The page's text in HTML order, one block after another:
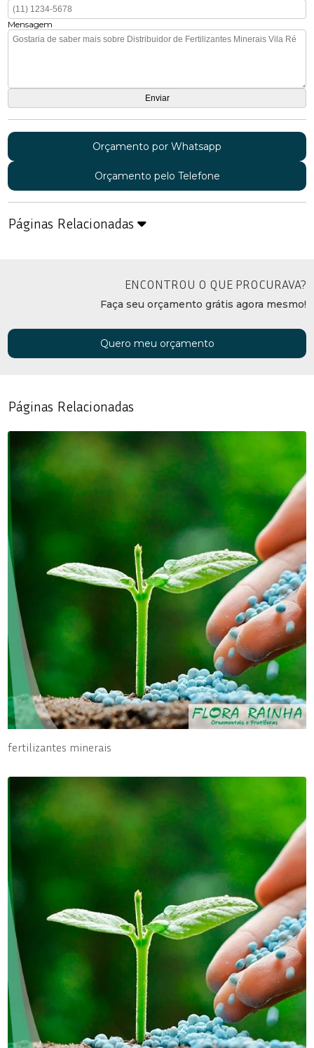
Mensagem
Orçamento por Whatsapp
Orçamento pelo Telefone
Páginas Relacionadas
ENCONTROU O QUE PROCURAVA?
Faça seu orçamento grátis agora mesmo!
Quero meu orçamento
Páginas Relacionadas
fertilizantes minerais